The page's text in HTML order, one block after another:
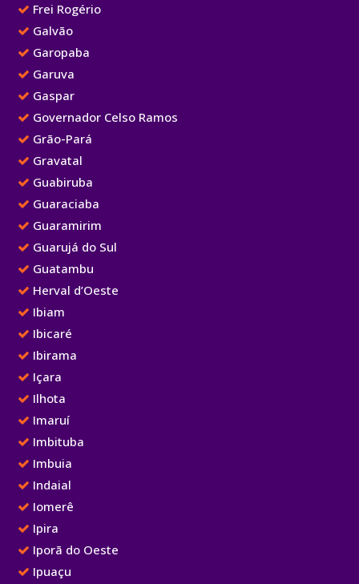
Frei Rogério
Galvão
Garopaba
Garuva
Gaspar
Governador Celso Ramos
Grão-Pará
Gravatal
Guabiruba
Guaraciaba
Guaramirim
Guarujá do Sul
Guatambu
Herval d’Oeste
Ibiam
Ibicaré
Ibirama
Içara
Ilhota
Imaruí
Imbituba
Imbuia
Indaial
Iomerê
Ipira
Iporã do Oeste
Ipuaçu